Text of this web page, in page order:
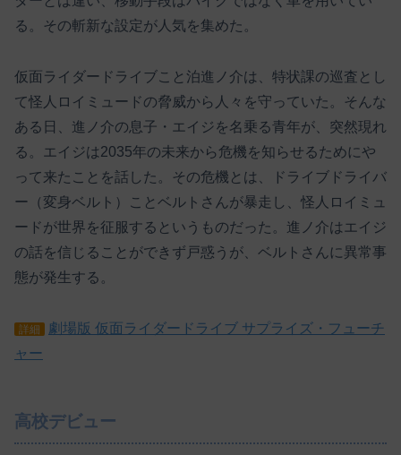
る。その斬新な設定が人気を集めた。
仮面ライダードライブこと泊進ノ介は、特状課の巡査とし
て怪人ロイミュードの脅威から人々を守っていた。そんな
ある日、進ノ介の息子・エイジを名乗る青年が、突然現れ
る。エイジは2035年の未来から危機を知らせるためにや
って来たことを話した。その危機とは、ドライブドライバ
ー（変身ベルト）ことベルトさんが暴走し、怪人ロイミュ
ードが世界を征服するというものだった。進ノ介はエイジ
の話を信じることができず戸惑うが、ベルトさんに異常事
態が発生する。
詳細
劇場版 仮面ライダードライブ サプライズ・フューチ
ャー
高校デビュー